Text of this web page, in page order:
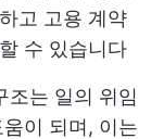
고 고용 계약
수 있습니다
조는 일의 위임
이 되며, 이는